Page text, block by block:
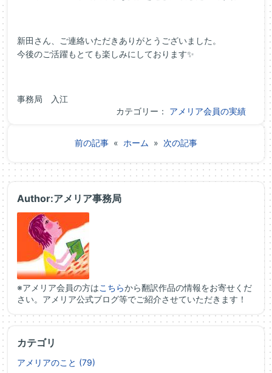
新田さん、ご連絡いただきありがとうございました。
今後のご活躍もとても楽しみにしております✨
事務局 入江
カテゴリー： アメリア会員の実績
前の記事 « ホーム » 次の記事
Author:アメリア事務局
※アメリア会員の方はこちらから翻訳作品の情報をお寄せくだ
さい。アメリア公式ブログ等でご紹介させていただきます！
カテゴリ
アメリアのこと (79)